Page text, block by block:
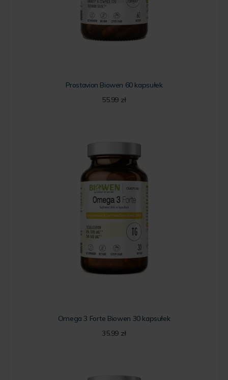
Prostavion Biowen 60 kapsułek
55.99 zł
Omega 3 Forte Biowen 30 kapsułek
35.99 zł